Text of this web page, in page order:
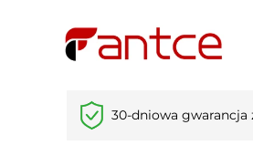
treści
30-dniowa gwarancja